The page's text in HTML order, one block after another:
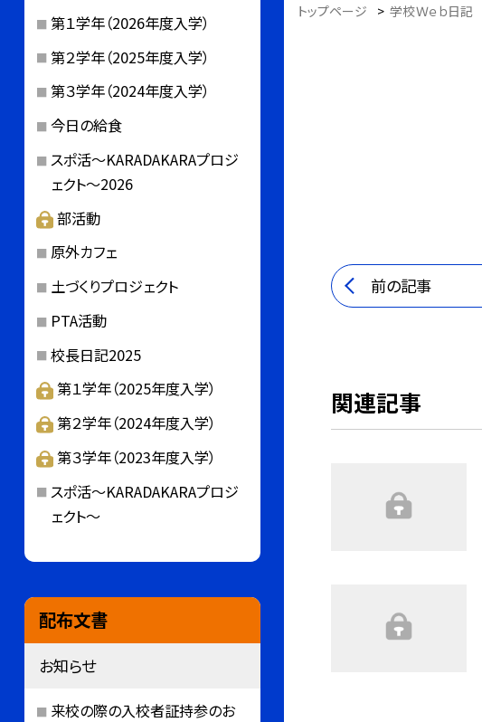
トップページ > 学校Ｗｅｂ日記
前の記事
関連記事
第１学年（2026年度入学）
第２学年（2025年度入学）
第３学年（2024年度入学）
今日の給食
スポ活～KARADAKARAプロジ
ェクト～2026
部活動
原外カフェ
土づくりプロジェクト
PTA活動
校長日記2025
第１学年（2025年度入学）
第２学年（2024年度入学）
第３学年（2023年度入学）
スポ活～KARADAKARAプロジ
ェクト～
配布文書
お知らせ
来校の際の入校者証持参のお